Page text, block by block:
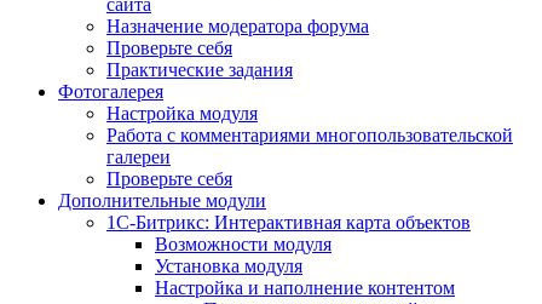
сайта
Назначение модератора форума
Проверьте себя
Практические задания
Фотогалерея
Настройка модуля
Работа с комментариями многопользовательской
галереи
Проверьте себя
Дополнительные модули
1С-Битрикс: Интерактивная карта объектов
Возможности модуля
Установка модуля
Настройка и наполнение контентом